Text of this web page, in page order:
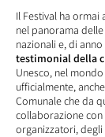
Il Festival ha
nel panorama
nazionali e, di
testimonial della
Unesco, nel
ufficialmente,
Comunale che da
collaborazione con
organizzatori,